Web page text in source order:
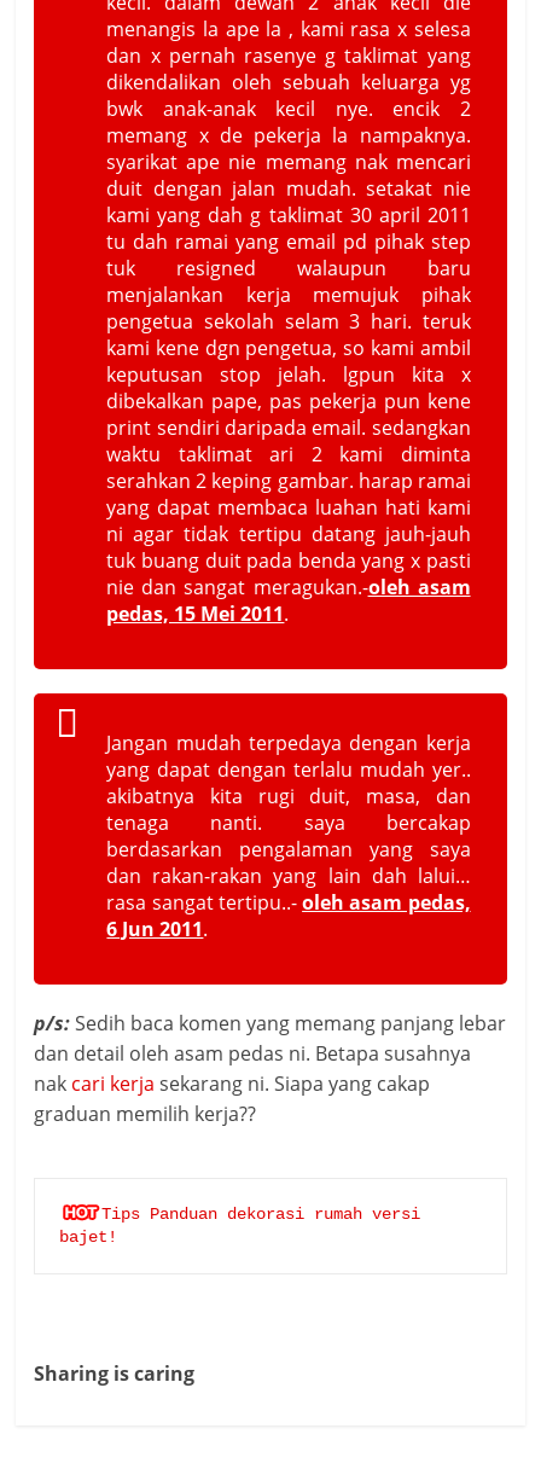
menangis la ape la , kami rasa x selesa
dan x pernah rasenye g taklimat yang
dikendalikan oleh sebuah keluarga yg
bwk anak-anak kecil nye. encik 2
memang x de pekerja la nampaknya.
syarikat ape nie memang nak mencari
duit dengan jalan mudah. setakat nie
kami yang dah g taklimat 30 april 2011
tu dah ramai yang email pd pihak step
tuk resigned walaupun baru
menjalankan kerja memujuk pihak
pengetua sekolah selam 3 hari. teruk
kami kene dgn pengetua, so kami ambil
keputusan stop jelah. lgpun kita x
dibekalkan pape, pas pekerja pun kene
print sendiri daripada email. sedangkan
waktu taklimat ari 2 kami diminta
serahkan 2 keping gambar. harap ramai
yang dapat membaca luahan hati kami
ni agar tidak tertipu datang jauh-jauh
tuk buang duit pada benda yang x pasti
nie dan sangat meragukan.-oleh asam
pedas, 15 Mei 2011.
Jangan mudah terpedaya dengan kerja
yang dapat dengan terlalu mudah yer..
akibatnya kita rugi duit, masa, dan
tenaga nanti. saya bercakap
berdasarkan pengalaman yang saya
dan rakan-rakan yang lain dah lalui…
rasa sangat tertipu..-oleh asam pedas,
6 Jun 2011.
p/s:Sedih baca komen yang memang panjang lebar
dan detail oleh asam pedas ni. Betapa susahnya
nak cari kerja sekarang ni. Siapa yang cakap
graduan memilih kerja??
Tips Panduan dekorasi rumah versi
bajet!
Sharing is caring